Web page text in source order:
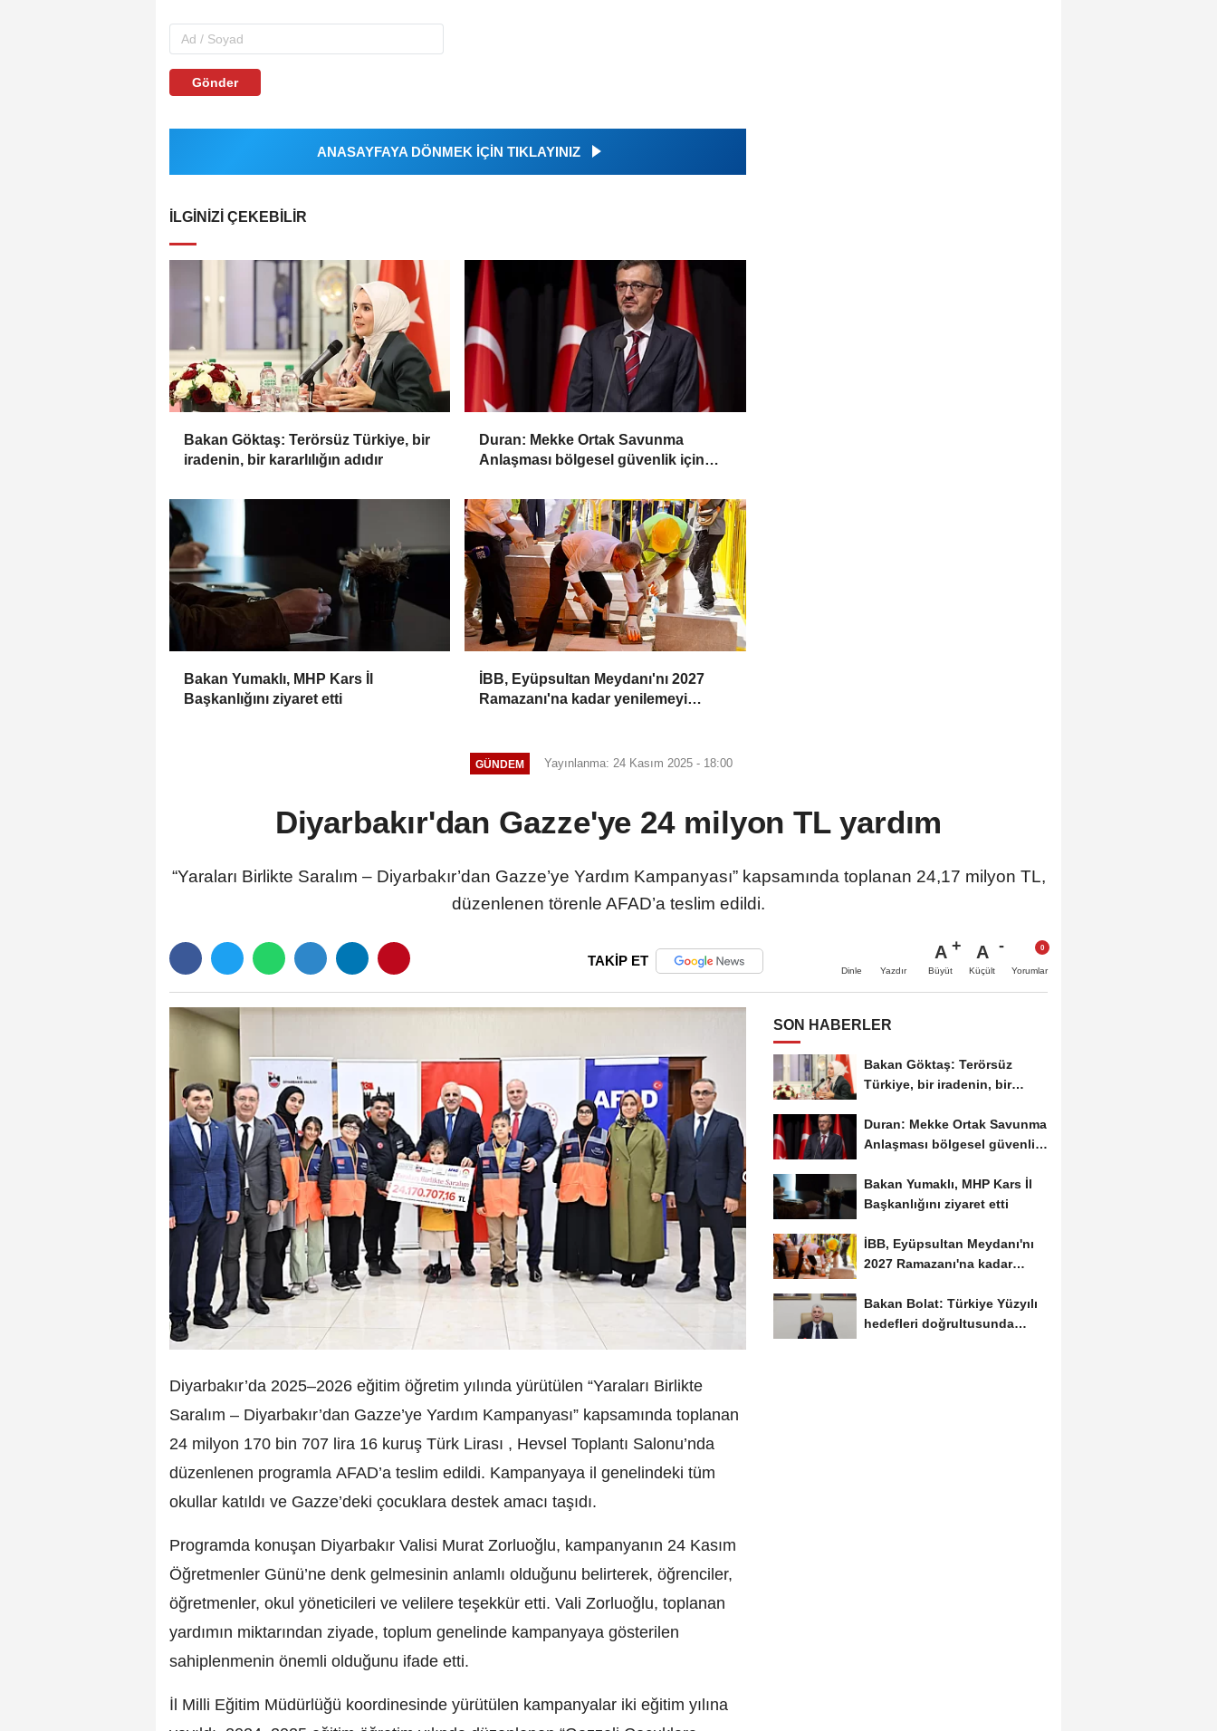
Gönder
ANASAYFAYA DÖNMEK İÇİN TIKLAYINIZ
İLGINIZI ÇEKEBILIR
Bakan Göktaş: Terörsüz Türkiye, bir
iradenin, bir kararlılığın adıdır
Duran: Mekke Ortak Savunma
Anlaşması bölgesel güvenlik için
Bakan Yumaklı, MHP Kars İl
Başkanlığını ziyaret etti
İBB, Eyüpsultan Meydanı'nı 2027
Ramazanı'na kadar yenilemeyi
GÜNDEM Yayınlanma: 24 Kasım 2025 - 18:00
Diyarbakır'dan Gazze'ye 24 milyon TL yardım
“Yaraları Birlikte Saralım – Diyarbakır’dan Gazze’ye Yardım Kampanyası” kapsamında toplanan 24,17 milyon TL,
düzenlenen törenle AFAD’a teslim edildi.
TAKİP ET
Dinle Yazdır
A
Büyüt
A
Küçült Yorumlar
Diyarbakır’da 2025–2026 eğitim öğretim yılında yürütülen “Yaraları Birlikte
Saralım – Diyarbakır’dan Gazze’ye Yardım Kampanyası” kapsamında toplanan
24 milyon 170 bin 707 lira 16 kuruş Türk Lirası , Hevsel Toplantı Salonu’nda
düzenlenen programla AFAD’a teslim edildi. Kampanyaya il genelindeki tüm
okullar katıldı ve Gazze’deki çocuklara destek amacı taşıdı.
Programda konuşan Diyarbakır Valisi Murat Zorluoğlu, kampanyanın 24 Kasım
Öğretmenler Günü’ne denk gelmesinin anlamlı olduğunu belirterek, öğrenciler,
öğretmenler, okul yöneticileri ve velilere teşekkür etti. Vali Zorluoğlu, toplanan
yardımın miktarından ziyade, toplum genelinde kampanyaya gösterilen
sahiplenmenin önemli olduğunu ifade etti.
İl Milli Eğitim Müdürlüğü koordinesinde yürütülen kampanyalar iki eğitim yılına
SON HABERLER
Bakan Göktaş: Terörsüz
Türkiye, bir iradenin, bir
Duran: Mekke Ortak Savunma
Anlaşması bölgesel güvenlik
Bakan Yumaklı, MHP Kars İl
Başkanlığını ziyaret etti
İBB, Eyüpsultan Meydanı'nı
2027 Ramazanı'na kadar
Bakan Bolat: Türkiye Yüzyılı
hedefleri doğrultusunda